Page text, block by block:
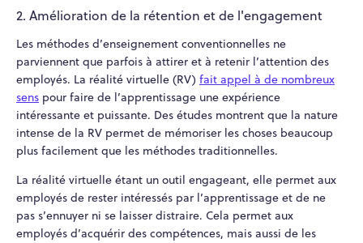
2. Amélioration de la rétention et de l'engagement
Les méthodes d’enseignement conventionnelles ne
parviennent que parfois à attirer et à retenir l’attention des
employés. La réalité virtuelle (RV) fait appel à de nombreux
sens pour faire de l’apprentissage une expérience
intéressante et puissante. Des études montrent que la nature
intense de la RV permet de mémoriser les choses beaucoup
plus facilement que les méthodes traditionnelles.
La réalité virtuelle étant un outil engageant, elle permet aux
employés de rester intéressés par l’apprentissage et de ne
pas s’ennuyer ni se laisser distraire. Cela permet aux
employés d’acquérir des compétences, mais aussi de les